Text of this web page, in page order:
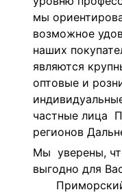
мы
возможное
наших
являются
оптовые и
частные лица
регионов
Мы уверены,
выгодно для